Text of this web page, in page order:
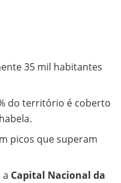
35 mil habitantes
do território é coberto
picos que superam
a Capital Nacional da